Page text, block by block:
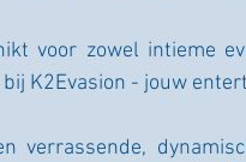
voor zowel intieme
K2Evasion - jouw
verrassende,